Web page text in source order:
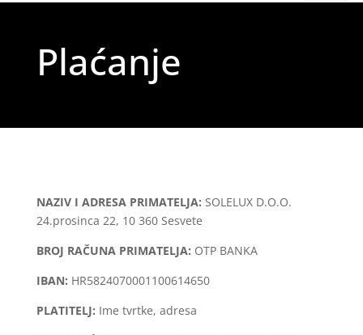
Plaćanje
NAZIV I ADRESA PRIMATELJA: SOLELUX D.O.O.
24.prosinca 22, 10 360 Sesvete
BROJ RAČUNA PRIMATELJA: OTP BANKA
IBAN: HR5824070001100614650
PLATITELJ: Ime tvrtke, adresa